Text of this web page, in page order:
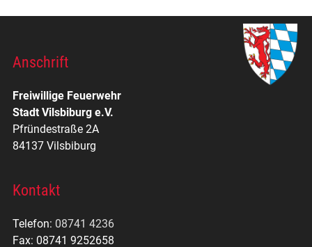
Anschrift
Freiwillige Feuerwehr
Stadt Vilsbiburg e.V.
Pfründestraße 2A
84137 Vilsbiburg
Kontakt
Telefon: 08741 4236
Fax: 08741 9252658